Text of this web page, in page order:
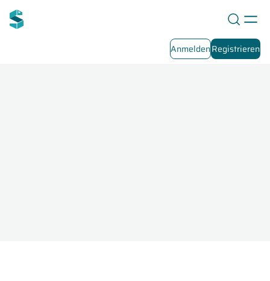
AnmeldenRegistrieren